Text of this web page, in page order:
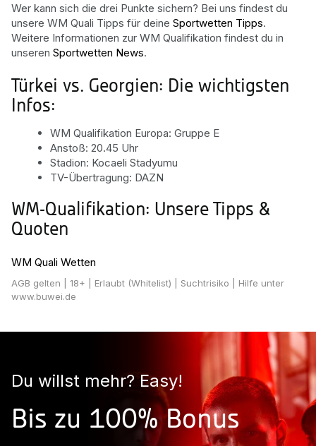
Wer kann sich die drei Punkte sichern? Bei uns findest du
unsere WM Quali Tipps für deine Sportwetten Tipps.
Weitere Informationen zur WM Qualifikation findest du in
unseren Sportwetten News.
Türkei vs. Georgien: Die wichtigsten
Infos:
WM Qualifikation Europa: Gruppe E
Anstoß: 20.45 Uhr
Stadion: Kocaeli Stadyumu
TV-Übertragung: DAZN
WM-Qualifikation: Unsere Tipps &
Quoten
WM Quali Wetten
AGB gelten | 18+ | Erlaubt (Whitelist) | Suchtrisiko | Hilfe unter
www.buwei.de
Du willst mehr? Easy!
Bis zu 100% Bonus